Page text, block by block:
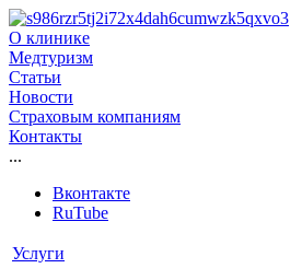
О клинике
Медтуризм
Статьи
Новости
Страховым компаниям
Контакты
...
Вконтакте
RuTube
Услуги